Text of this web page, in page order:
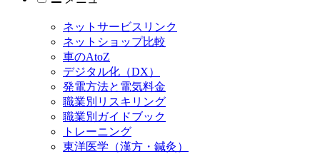
ネットサービスリンク
ネットショップ比較
車のAtoZ
デジタル化（DX）
発電方法と電気料金
職業別リスキリング
職業別ガイドブック
トレーニング
東洋医学（漢方・鍼灸）